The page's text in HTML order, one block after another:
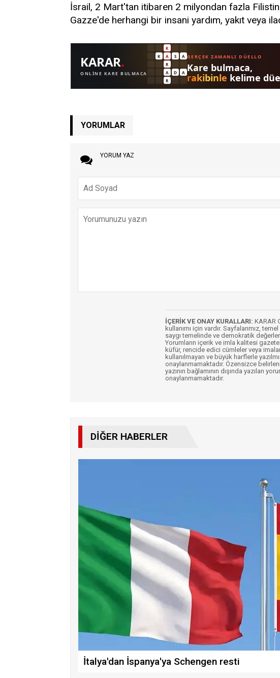
İsrail, 2 Mart'tan itibaren 2 milyondan fazla
Gazze'de herhangi bir insani yardım, yakıt veya
YORUMLAR
YORUM YAZ
İÇERİK VE ONAY KURALLARI: KARAR
kullanımı için vardır. Sayfalarımız,
saygı temelinde ve demokratik
Yorumların içerik ve imla kalitesi
küfür, rencide edici cümleler veya
kullanılmayan ve büyük harflerle
onaylanmamaktadır. Özensizce
yazının bağlamının dışında yazılan
onaylanmamaktadır.
DIĞER HABERLER
İtalya'dan İspanya'ya Schengen resti